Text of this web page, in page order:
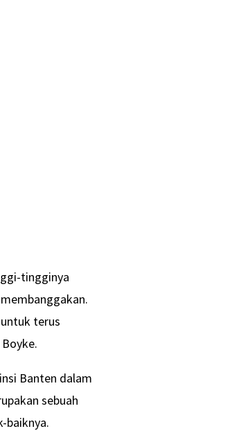
tingginya
terus
Banten dalam
sebuah
baiknya.